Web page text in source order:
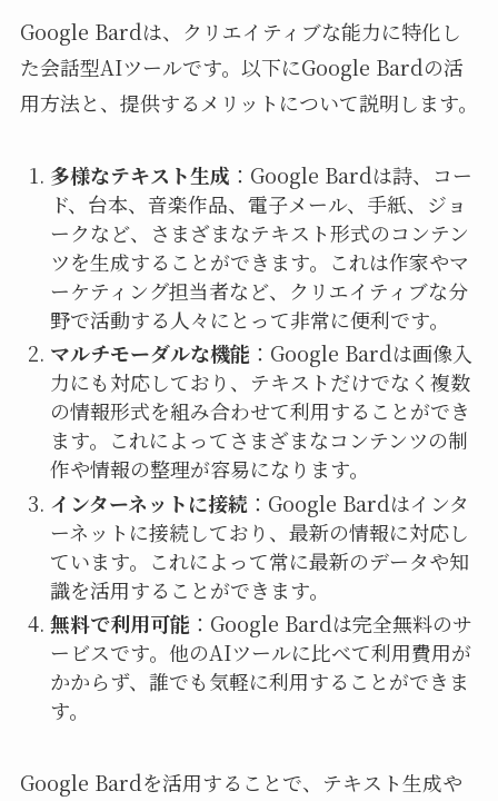
Google Bardは、クリエイティブな能力に特化し
た会話型AIツールです。以下にGoogle Bardの活
用方法と、提供するメリットについて説明します。
多様なテキスト生成 ：Google Bardは詩、コー
ド、台本、音楽作品、電子メール、手紙、ジョ
ークなど、さまざまなテキスト形式のコンテン
ツを生成することができます。これは作家やマ
ーケティング担当者など、クリエイティブな分
野で活動する人々にとって非常に便利です。
マルチモーダルな機能 ：Google Bardは画像入
力にも対応しており、テキストだけでなく複数
の情報形式を組み合わせて利用することができ
ます。これによってさまざまなコンテンツの制
作や情報の整理が容易になります。
インターネットに接続 ：Google Bardはインタ
ーネットに接続しており、最新の情報に対応し
ています。これによって常に最新のデータや知
識を活用することができます。
無料で利用可能 ：Google Bardは完全無料のサ
ービスです。他のAIツールに比べて利用費用が
かからず、誰でも気軽に利用することができま
す。
Google Bardを活用することで、テキスト生成や